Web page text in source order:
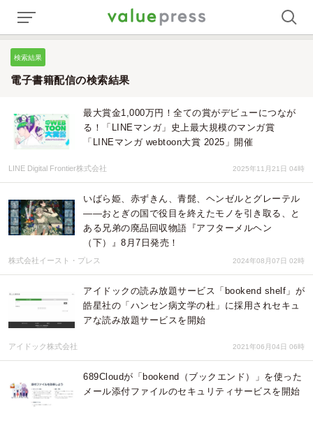
検索結果
電子書籍配信の検索結果
最大賞金1,000万円！全ての賞がデビューにつなが
る！「LINEマンガ」史上最大規模のマンガ賞
「LINEマンガ webtoon大賞 2025」開催
LINE Digital Frontier株式会社 2025年11月21日 04時
いばら姫、赤ずきん、青髭、ヘンゼルとグレーテル
――おとぎの国で役目を終えたモノを引き取る、と
ある兄弟の廃品回収物語『アフターメルヘン
（下）』8月7日発売！
株式会社イースト・プレス 2024年08月07日 02時
アイドックの読み放題サービス「bookend shelf」が
皓星社の「ハンセン病文学の杜」に採用されセキュ
アな読み放題サービスを開始
アイドック株式会社 2021年06月04日 06時
689Cloudが「bookend（ブックエンド）」を使った
メール添付ファイルのセキュリティサービスを開始